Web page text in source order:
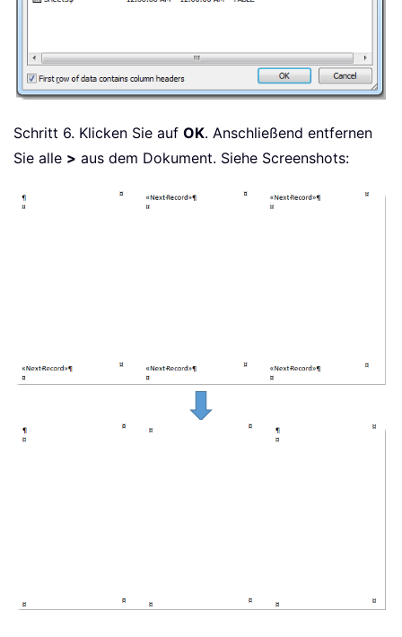
Schritt 6. Klicken Sie auf OK. Anschließend entfernen
Sie alle > aus dem Dokument. Siehe Screenshots: